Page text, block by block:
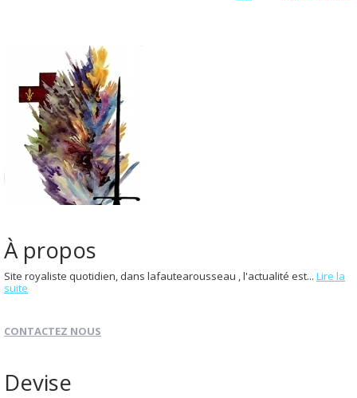
À propos
Site royaliste quotidien, dans lafautearousseau , l'actualité est... Lire la
suite
CONTACTEZ NOUS
Devise